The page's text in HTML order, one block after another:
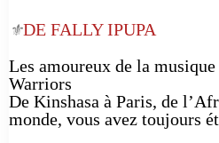
⚜️DE FALLY IPUPA
Les amoureux de la
Warriors
De Kinshasa à Paris, de
monde, vous avez toujours